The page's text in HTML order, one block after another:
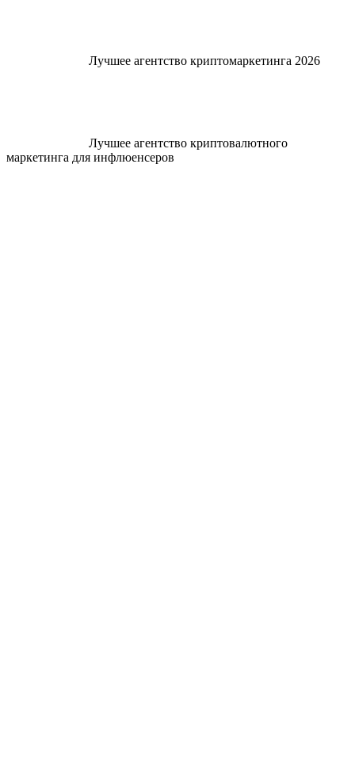
Лучшее агентство криптомаркетинга 2026
Лучшее агентство криптовалютного
маркетинга для инфлюенсеров